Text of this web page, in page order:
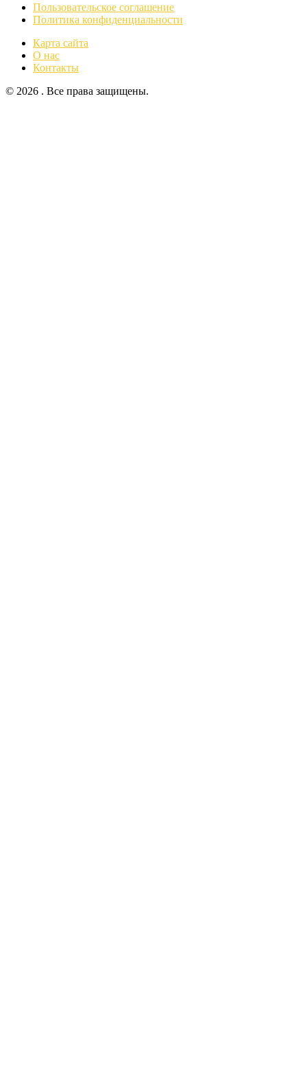
Пользовательское соглашение
Политика конфиденциальности
Карта сайта
О нас
Контакты
© 2026 . Все права защищены.